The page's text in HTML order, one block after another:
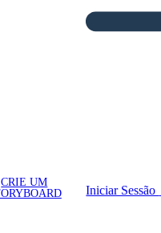
CRIE UM
Iniciar Sessão